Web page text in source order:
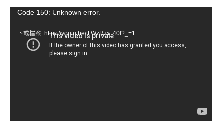
視Code 150: Unknown error.
下載檔案: https://youtu.be/tLWzRzx_40I?_=1